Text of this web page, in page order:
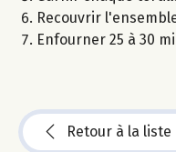
Recouvrir
Enfourner 25 à 30
Retour à la liste